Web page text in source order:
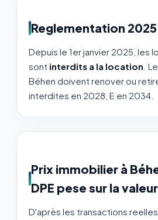
Reglementation
Depuis le 1er janvier 2025, les
sont interdits a la location .
Béhen doivent renover ou
interdites en 2028, E en 2034.
Prix immobilier à
DPE pese sur la valeur
D'après les transactions